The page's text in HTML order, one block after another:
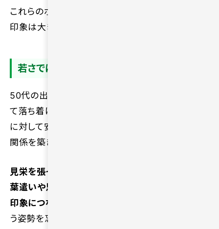
これらのポイントを意識するだけで、相手に与える
印象は大きく変わります。
若さではなく安心感や誠実さが重視される
50代の出会いでは、外見的な若さよりも、一緒にい
て落ち着ける安心感や誠実さが重視されます。相手
に対して安心感を与えられる人は、長期的な信頼
関係を築きやすい傾向にあるためです。
見栄を張って自分を大きく見せるよりも、丁寧な言
葉遣いや思いやりのある対応を心がけるほうが好
印象につながります。
う姿勢を忘れないようにしましょう。